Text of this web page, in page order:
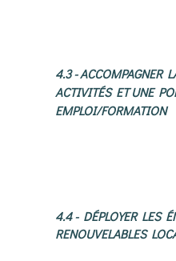
4.3 - ACCOMPAGNER
ACTIVITÉS ET UNE
EMPLOI/FORMATION
4.4 - DÉPLOYER LES
RENOUVELABLES